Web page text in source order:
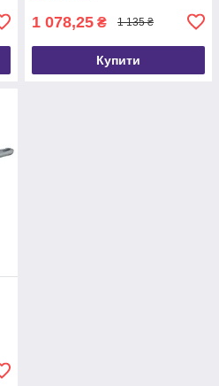
1 078,25 ₴ 1 135 ₴
Купити